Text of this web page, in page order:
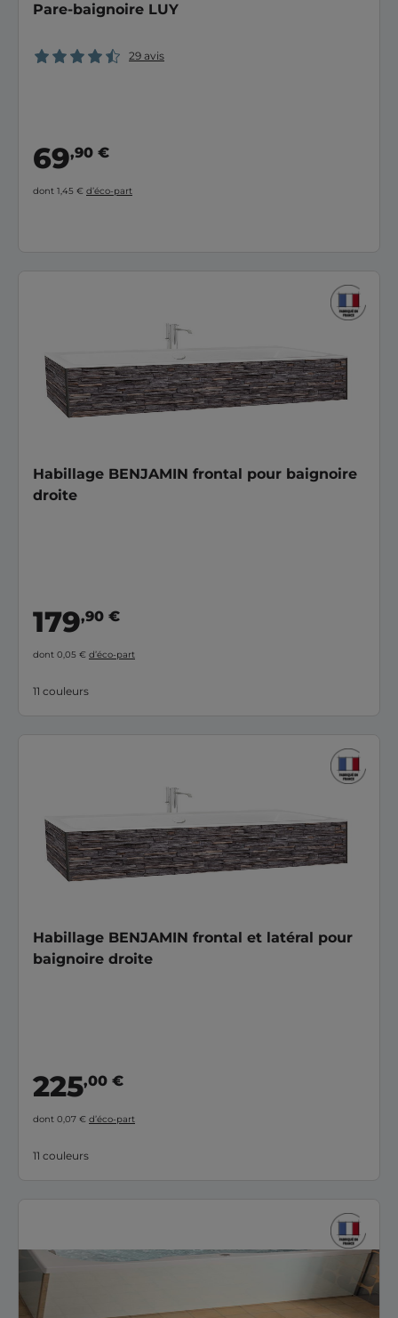
Pare-baignoire LUY
29 avis
69,90 €
dont 1,45 € d’éco-part
Habillage BENJAMIN frontal pour baignoire
droite
179,90 €
dont 0,05 € d’éco-part
11 couleurs
Habillage BENJAMIN frontal et latéral pour
baignoire droite
225,00 €
dont 0,07 € d’éco-part
11 couleurs